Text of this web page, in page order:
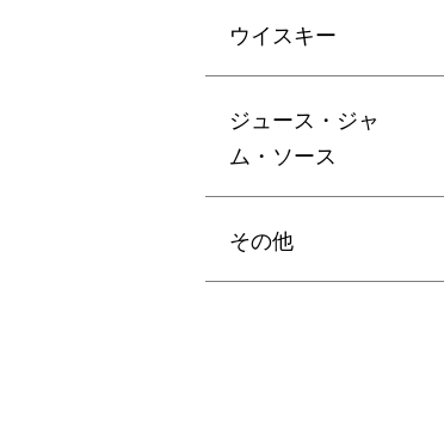
ウイスキー
ジュース・ジャ
ム・ソース
その他